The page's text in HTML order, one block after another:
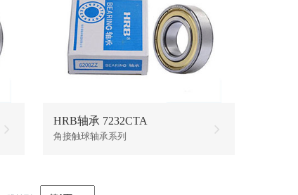
HRB轴承 7232CTA
角接触球轴承系列